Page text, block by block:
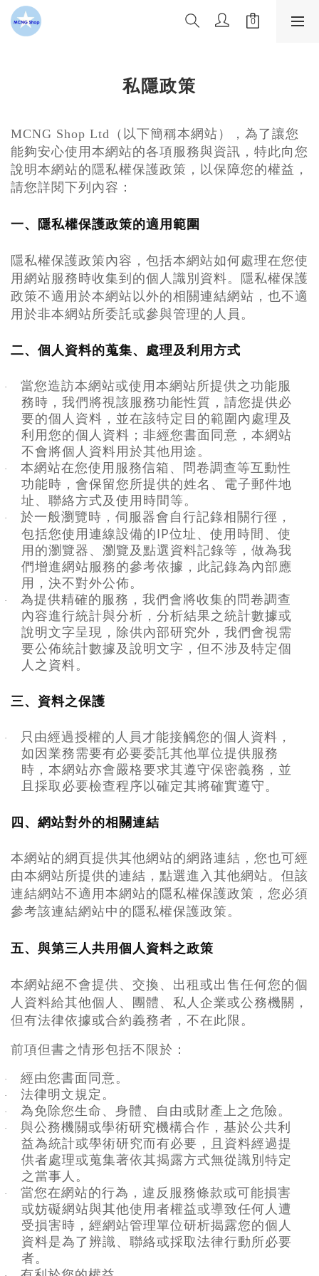
私隱政策
MCNG Shop Ltd （以下簡稱本網站），為了讓您
能夠安心使用本網站的各項服務與資訊，特此向您
說明本網站的隱私權保護政策，以保障您的權益，
請您詳閱下列內容：
一、隱私權保護政策的適用範圍
隱私權保護政策內容，包括本網站如何處理在您使
用網站服務時收集到的個人識別資料。隱私權保護
政策不適用於本網站以外的相關連結網站，也不適
用於非本網站所委託或參與管理的人員。
二、個人資料的蒐集、處理及利用方式
·
當您造訪本網站或使用本網站所提供之功能服
務時，我們將視該服務功能性質，請您提供必
要的個人資料，並在該特定目的範圍內處理及
利用您的個人資料；非經您書面同意，本網站
不會將個人資料用於其他用途。
·
本網站在您使用服務信箱、問卷調查等互動性
功能時，會保留您所提供的姓名、電子郵件地
址、聯絡方式及使用時間等。
·
於一般瀏覽時，伺服器會自行記錄相關行徑，
包括您使用連線設備的IP位址、使用時間、使
用的瀏覽器、瀏覽及點選資料記錄等，做為我
們增進網站服務的參考依據，此記錄為內部應
用，決不對外公佈。
·
為提供精確的服務，我們會將收集的問卷調查
內容進行統計與分析，分析結果之統計數據或
說明文字呈現，除供內部研究外，我們會視需
要公佈統計數據及說明文字，但不涉及特定個
人之資料。
三、資料之保護
·
只由經過授權的人員才能接觸您的個人資料，
如因業務需要有必要委託其他單位提供服務
時，本網站亦會嚴格要求其遵守保密義務，並
且採取必要檢查程序以確定其將確實遵守。
四、網站對外的相關連結
本網站的網頁提供其他網站的網路連結，您也可經
由本網站所提供的連結，點選進入其他網站。但該
連結網站不適用本網站的隱私權保護政策，您必須
參考該連結網站中的隱私權保護政策。
五、與第三人共用個人資料之政策
本網站絕不會提供、交換、出租或出售任何您的個
人資料給其他個人、團體、私人企業或公務機關，
但有法律依據或合約義務者，不在此限。
前項但書之情形包括不限於：
· 經由您書面同意。
· 法律明文規定。
· 為免除您生命、身體、自由或財產上之危險。
·
與公務機關或學術研究機構合作，基於公共利
益為統計或學術研究而有必要，且資料經過提
供者處理或蒐集著依其揭露方式無從識別特定
之當事人。
·
當您在網站的行為，違反服務條款或可能損害
或妨礙網站與其他使用者權益或導致任何人遭
受損害時，經網站管理單位研析揭露您的個人
資料是為了辨識、聯絡或採取法律行動所必要
者。